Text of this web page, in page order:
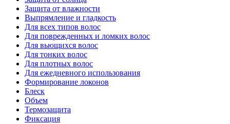
Защита от влажности
Выпрямление и гладкость
Для всех типов волос
Для поврежденных и ломких волос
Для вьющихся волос
Для тонких волос
Для плотных волос
Для ежедневного использования
Формирование локонов
Блеск
Объем
Термозащита
Фиксация